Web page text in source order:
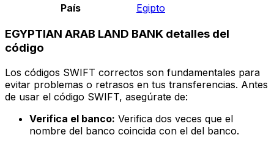
País
Egipto
EGYPTIAN ARAB LAND BANK detalles del
código
Los códigos SWIFT correctos son fundamentales para
evitar problemas o retrasos en tus transferencias. Antes
de usar el código SWIFT, asegúrate de:
Verifica el banco: Verifica dos veces que el
nombre del banco coincida con el del banco.